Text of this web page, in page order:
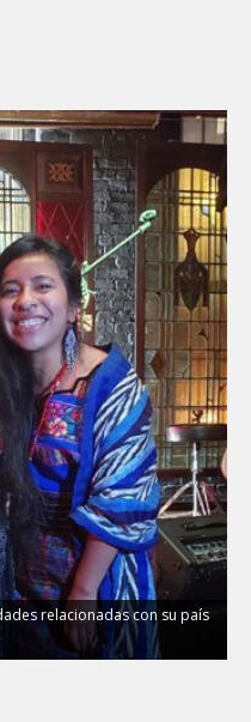
relacionadas con su país